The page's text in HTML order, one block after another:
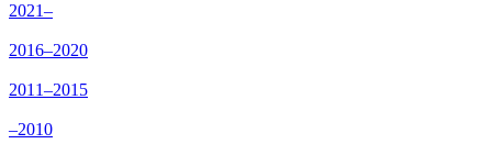
2021–
2016–2020
2011–2015
–2010